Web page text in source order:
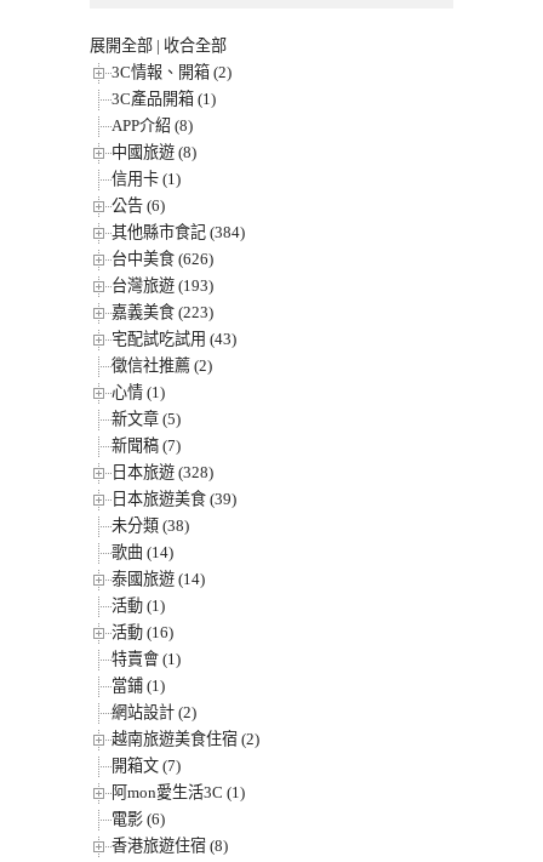
展開全部 | 收合全部
3C情報、開箱 (2)
3C產品開箱 (1)
APP介紹 (8)
中國旅遊 (8)
信用卡 (1)
公告 (6)
其他縣市食記 (384)
台中美食 (626)
台灣旅遊 (193)
嘉義美食 (223)
宅配試吃試用 (43)
徵信社推薦 (2)
心情 (1)
新文章 (5)
新聞稿 (7)
日本旅遊 (328)
日本旅遊美食 (39)
未分類 (38)
歌曲 (14)
泰國旅遊 (14)
活動 (1)
活動 (16)
特賣會 (1)
當鋪 (1)
網站設計 (2)
越南旅遊美食住宿 (2)
開箱文 (7)
阿mon愛生活3C (1)
電影 (6)
香港旅遊住宿 (8)